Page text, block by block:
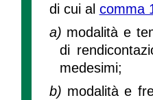
di cui al comma
a) modalità e
di
medesimi;
b) modalità e